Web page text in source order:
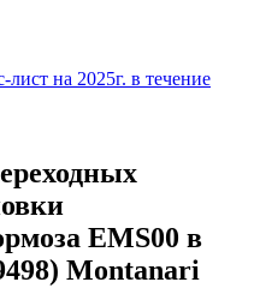
на 2025г. в течение
EMS00 в
Montanari